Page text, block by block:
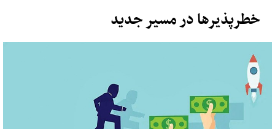
خطرپذیرها در مسیر جدید